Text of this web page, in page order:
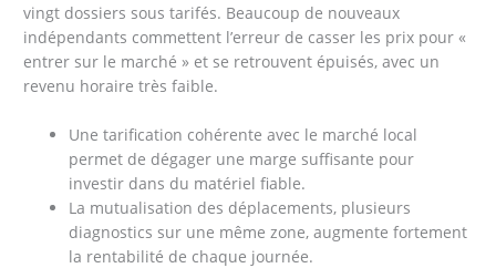
vingt dossiers sous tarifés. Beaucoup de nouveaux
indépendants commettent l’erreur de casser les prix pour «
entrer sur le marché » et se retrouvent épuisés, avec un
revenu horaire très faible.
Une tarification cohérente avec le marché local
permet de dégager une marge suffisante pour
investir dans du matériel fiable.
La mutualisation des déplacements, plusieurs
diagnostics sur une même zone, augmente fortement
la rentabilité de chaque journée.